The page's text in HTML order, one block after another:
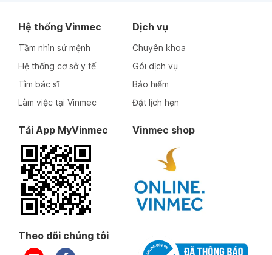
Hệ thống Vinmec
Tầm nhìn sứ mệnh
Hệ thống cơ sở y tế
Tìm bác sĩ
Làm việc tại Vinmec
Dịch vụ
Chuyên khoa
Gói dịch vụ
Bảo hiểm
Đặt lịch hẹn
Tải App MyVinmec Vinmec shop
Theo dõi chúng tôi